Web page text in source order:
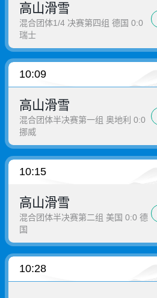
高山滑雪
混合团体1/4 决赛第四组 德国 0:0
瑞士
10:09
高山滑雪
混合团体半决赛第一组 奥地利 0:0
挪威
10:15
高山滑雪
混合团体半决赛第二组 美国 0:0 德
国
10:28